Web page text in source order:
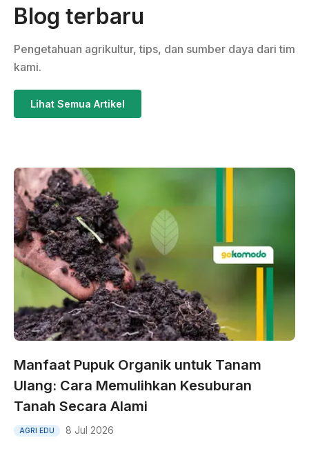
Blog terbaru
Pengetahuan agrikultur, tips, dan sumber daya dari tim
kami.
Lihat Semua Artikel
Manfaat Pupuk Organik untuk Tanam
Ulang: Cara Memulihkan Kesuburan
Tanah Secara Alami
AGRI EDU 8 Jul 2026